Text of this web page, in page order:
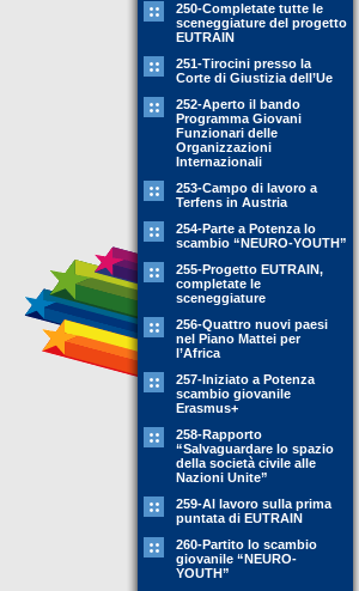
250-Completate tutte le
sceneggiature del progetto
EUTRAIN
251-Tirocini presso la
Corte di Giustizia dell’Ue
252-Aperto il bando
Programma Giovani
Funzionari delle
Organizzazioni
Internazionali
253-Campo di lavoro a
Terfens in Austria
254-Parte a Potenza lo
scambio “NEURO-YOUTH”
255-Progetto EUTRAIN,
completate le
sceneggiature
256-Quattro nuovi paesi
nel Piano Mattei per
l’Africa
257-Iniziato a Potenza
scambio giovanile
Erasmus+
258-Rapporto
“Salvaguardare lo spazio
della società civile alle
Nazioni Unite”
259-Al lavoro sulla prima
puntata di EUTRAIN
260-Partito lo scambio
giovanile “NEURO-
YOUTH”